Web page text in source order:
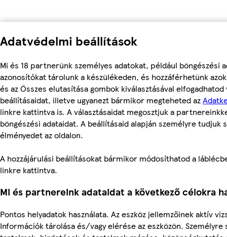
Adatvédelmi beállítások
Mi és 18 partnerünk személyes adatokat, például böngészési
azonosítókat tárolunk a készülékeden, és hozzáférhetünk
és az Összes elutasítása gombok kiválasztásával
beállításaidat, illetve ugyanezt bármikor megteheted az
linkre kattintva is. A választásaidat megosztjuk a
böngészési adataidat. A beállításaid alapján személyre tudjuk
élményedet az oldalon.
A hozzájárulási beállításokat bármikor módosíthatod a
linkre kattintva.
Mi és partnereink adataidat a következő célokra
Pontos helyadatok használata. Az eszköz jellemzőinek aktív
Információk tárolása és/vagy elérése az eszközön.